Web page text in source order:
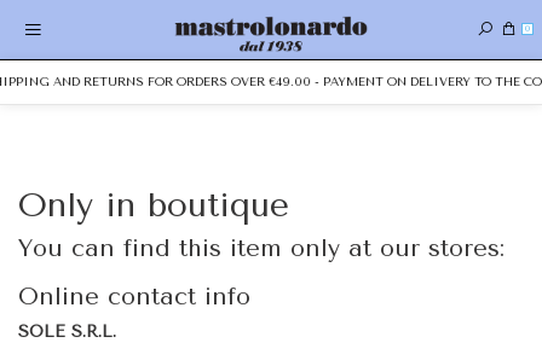
0
AND RETURNS FOR ORDERS OVER €49.00 - PAYMENT ON DELIVERY TO THE
Only in boutique
You can find this item only at our stores:
Online contact info
SOLE S.R.L.